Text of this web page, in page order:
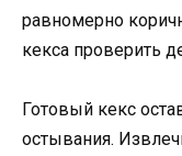
равномерно
кекса проверить
Готовый кекс
остывания.